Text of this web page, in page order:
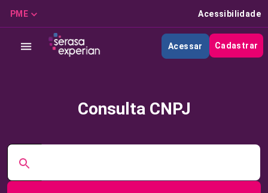
PME Acessibilidade
Acessar Cadastrar
Consulta CNPJ